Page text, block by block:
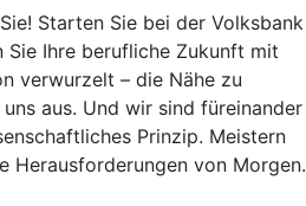
Starten Sie bei der Volksbank
Sie Ihre berufliche Zukunft mit
verwurzelt – die Nähe zu
aus. Und wir sind füreinander
Prinzip. Meistern
Herausforderungen von Morgen.